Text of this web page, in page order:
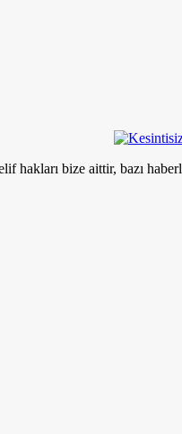
hakları bize aittir, bazı